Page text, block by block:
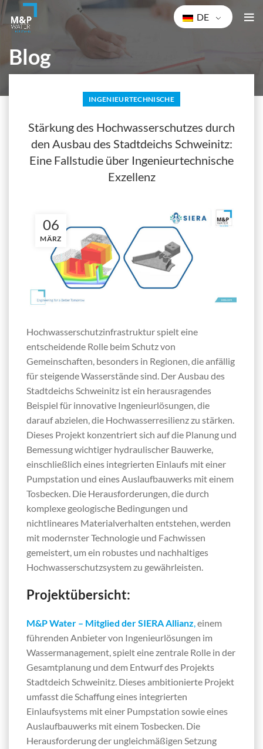
DE
Blog
INGENIEURTECHNISCHE
Stärkung des Hochwasserschutzes durch
den Ausbau des Stadtdeichs Schweinitz:
Eine Fallstudie über Ingenieurtechnische
Exzellenz
06
MÄRZ
Hochwasserschutzinfrastruktur spielt eine
entscheidende Rolle beim Schutz von
Gemeinschaften, besonders in Regionen, die anfällig
für steigende Wasserstände sind. Der Ausbau des
Stadtdeichs Schweinitz ist ein herausragendes
Beispiel für innovative Ingenieurlösungen, die
darauf abzielen, die Hochwasserresilienz zu stärken.
Dieses Projekt konzentriert sich auf die Planung und
Bemessung wichtiger hydraulischer Bauwerke,
einschließlich eines integrierten Einlaufs mit einer
Pumpstation und eines Auslaufbauwerks mit einem
Tosbecken. Die Herausforderungen, die durch
komplexe geologische Bedingungen und
nichtlineares Materialverhalten entstehen, werden
mit modernster Technologie und Fachwissen
gemeistert, um ein robustes und nachhaltiges
Hochwasserschutzsystem zu gewährleisten.
Projektübersicht:
M&P Water – Mitglied der SIERA Allianz,einem
führenden Anbieter von Ingenieurlösungen im
Wassermanagement, spielt eine zentrale Rolle in der
Gesamtplanung und dem Entwurf des Projekts
Stadtdeich Schweinitz. Dieses ambitionierte Projekt
umfasst die Schaffung eines integrierten
Einlaufsystems mit einer Pumpstation sowie eines
Auslaufbauwerks mit einem Tosbecken. Die
Herausforderung der ungleichmäßigen Setzung